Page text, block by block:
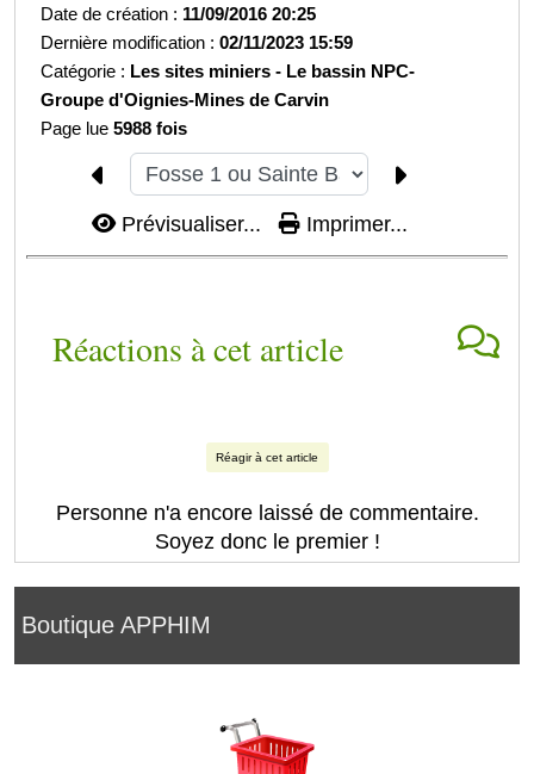
Boutique APPHIM
Date de création : 11/09/2016 20:25
Dernière modification :02/11/2023 15:59
Catégorie : Les sites miniers - Le bassin NPC-
Groupe d'Oignies-Mines de Carvin
Page lue5988 fois
Prévisualiser... Imprimer...
Réactions à cet article
Réagir à cet article
Personne n'a encore laissé de commentaire.
Soyez donc le premier !